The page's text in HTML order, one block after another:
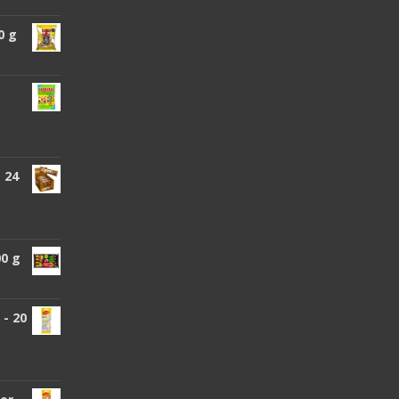
g
24
g
20